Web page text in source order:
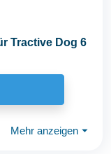
Tractive Dog 6
Mehr anzeigen ⏷